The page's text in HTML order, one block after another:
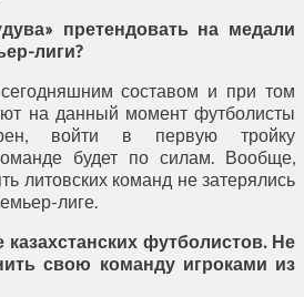
претендовать на медали
лиги?
составом и при том
на данный момент футболисты
войти в первую тройку
будет по силам. Вообще,
литовских команд не затерялись
лиге.
футболистов. Не
свою команду игроками из